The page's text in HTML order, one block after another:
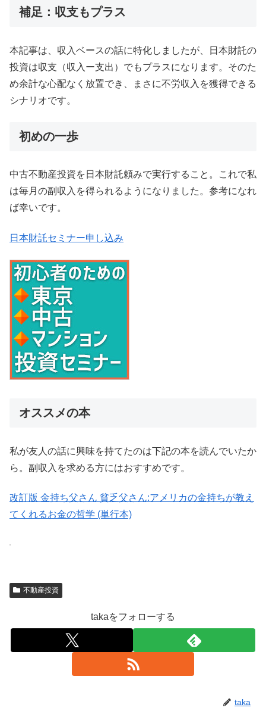
補足：収支もプラス
本記事は、収入ベースの話に特化しましたが、日本財託の
投資は収支（収入ー支出）でもプラスになります。そのた
め余計な心配なく放置でき、まさに不労収入を獲得できる
シナリオです。
初めの一歩
中古不動産投資を日本財託頼みで実行すること。これで私
は毎月の副収入を得られるようになりました。参考になれ
ば幸いです。
日本財託セミナー申し込み
オススメの本
私が友人の話に興味を持てたのは下記の本を読んでいたか
ら。副収入を求める方にはおすすめです。
改訂版 金持ち父さん 貧乏父さん:アメリカの金持ちが教え
てくれるお金の哲学 (単行本)
不動産投資
takaをフォローする
taka